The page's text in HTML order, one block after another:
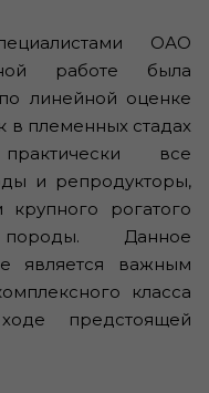
ОАО
работе была
линейной оценке
в племенных стадах
все
и репродукторы,
рогатого
Данное
является важным
класса
предстоящей